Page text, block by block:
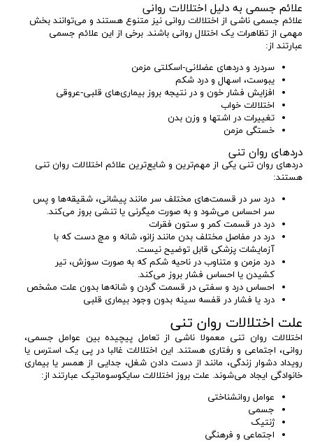
علائم جسمی به دلیل اختلالات روانی
علائم جسمی ناشی از اختلالات روانی نیز متنوع هستند و می‌توانند بخش
مهمی از تظاهرات یک اختلال روانی باشند. برخی از این علائم جسمی
عبارتند از:
سردرد و دردهای عضلانی-اسکلتی مزمن
یبوست، اسهال و درد شکم
افزایش فشار خون و در نتیجه بروز بیماری‌های قلبی-عروقی
اختلالات خواب
تغییرات در اشتها و وزن بدن
خستگی مزمن
‏دردهای روان تنی
دردهای روان تنی یکی از مهم‌ترین و شایع‌ترین علائم اختلالات روان تنی
هستند:
درد سر در قسمت‌های مختلف سر مانند پیشانی، شقیقه‌ها و پس
سر احساس می‌شود و به صورت میگرنی یا تنشی بروز می‌کند.
درد در قسمت کمر و ستون فقرات
درد در مفاصل مختلف بدن مانند زانو، شانه و مچ دست که با
آزمایشات پزشکی قابل توضیح نیست.
درد مزمن و متناوب در ناحیه شکم که به صورت سوزش، تیر
کشیدن یا احساس فشار بروز می‌کند.
احساس درد و سفتی در قسمت گردن و شانه‌ها بدون علت مشخص
درد یا فشار در قفسه سینه بدون وجود بیماری قلبی
‏علت اختلالات روان تنی
اختلالات روان تنی معمولا ناشی از تعامل پیچیده بین عوامل جسمی،
روانی، اجتماعی و رفتاری هستند. این اختلالات غالبا در پی یک استرس یا
رویداد دشوار زندگی، مانند از دست دادن شغل، جدایی از همسر یا بیماری
خانوادگی ایجاد می‌شوند. علت بروز اختلالات سایکوسوماتیک عبارتند از:
عوامل روانشناختی
جسمی
ژنتیک
اجتماعی و فرهنگی